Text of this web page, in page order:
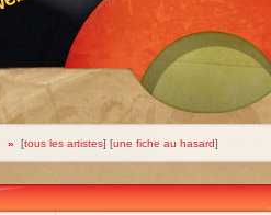
» [tous les artistes] [une fiche au hasard]